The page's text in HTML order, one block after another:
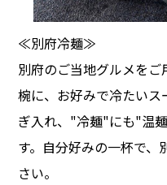
≪別府冷麺≫
別府のご当地グルメを
椀に、お好みで冷たい
ぎ入れ、"冷麺"にも"温
す。自分好みの一杯で、
さい。